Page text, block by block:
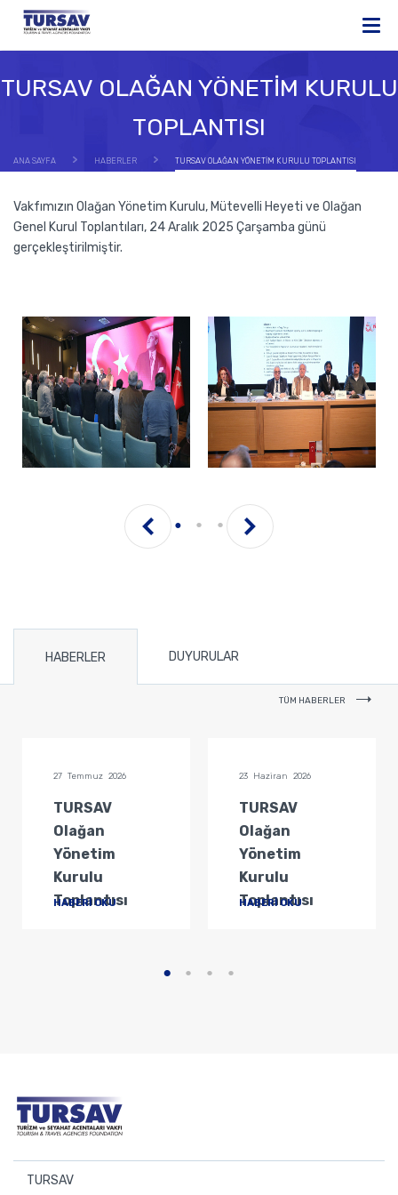
TURSAV OLAĞAN YÖNETİM KURULU
TOPLANTISI
ANA SAYFA HABERLER TURSAV OLAĞAN YÖNETİM KURULU TOPLANTISI
Vakfımızın Olağan Yönetim Kurulu, Mütevelli Heyeti ve Olağan
Genel Kurul Toplantıları, 24 Aralık 2025 Çarşamba günü
gerçekleştirilmiştir.
HABERLER DUYURULAR
TÜM HABERLER
27 Temmuz 2026
TURSAV
Olağan
Yönetim
Kurulu
Toplantısı
HABERİ OKU
23 Haziran 2026
TURSAV
Olağan
Yönetim
Kurulu
Toplantısı
HABERİ OKU
TURSAV